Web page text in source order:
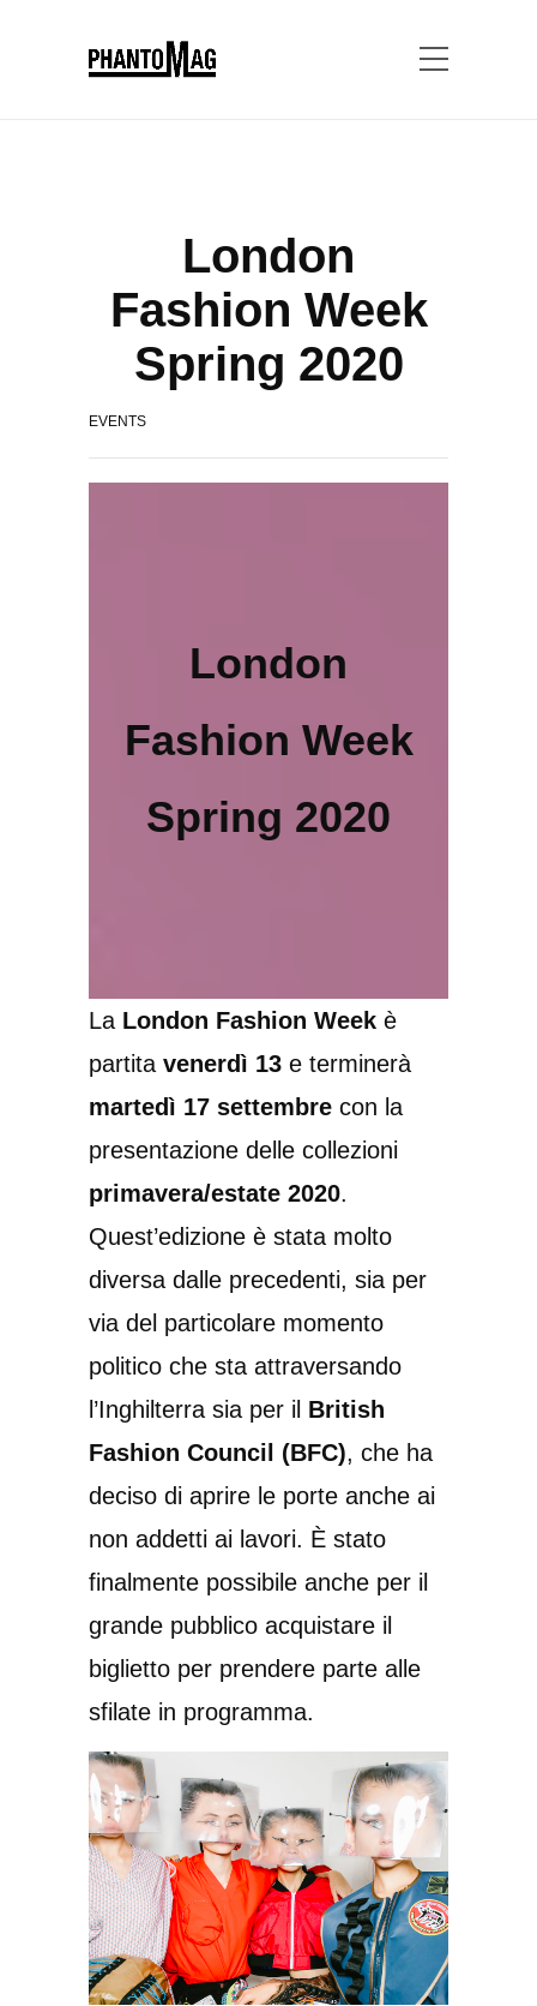
London
Fashion Week
Spring 2020
EVENTS
London
Fashion Week
Spring 2020
La London Fashion Week è
partita venerdì 13 e terminerà
martedì 17 settembre con la
presentazione delle collezioni
primavera/estate 2020.
Quest’edizione è stata molto
diversa dalle precedenti, sia per
via del particolare momento
politico che sta attraversando
l’Inghilterra sia per il British
Fashion Council (BFC), che ha
deciso di aprire le porte anche ai
non addetti ai lavori. È stato
finalmente possibile anche per il
grande pubblico acquistare il
biglietto per prendere parte alle
sfilate in programma.